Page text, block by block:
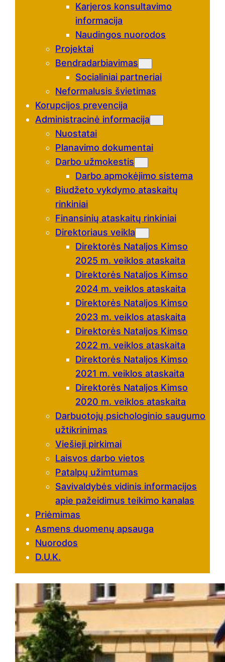
Karjeros konsultavimo
informacija
Naudingos nuorodos
Projektai
Bendradarbiavimas
Socialiniai partneriai
Neformalusis švietimas
Korupcijos prevencija
Administracinė informacija
Nuostatai
Planavimo dokumentai
Darbo užmokestis
Darbo apmokėjimo sistema
Biudžeto vykdymo ataskaitų
rinkiniai
Finansinių ataskaitų rinkiniai
Direktoriaus veikla
Direktorės Nataljos Kimso
2025 m. veiklos ataskaita
Direktorės Nataljos Kimso
2024 m. veiklos ataskaita
Direktorės Nataljos Kimso
2023 m. veiklos ataskaita
Direktorės Nataljos Kimso
2022 m. veiklos ataskaita
Direktorės Nataljos Kimso
2021 m. veiklos ataskaita
Direktorės Nataljos Kimso
2020 m. veiklos ataskaita
Darbuotojų psichologinio saugumo
užtikrinimas
Viešieji pirkimai
Laisvos darbo vietos
Patalpų užimtumas
Savivaldybės vidinis informacijos
apie pažeidimus teikimo kanalas
Priėmimas
Asmens duomenų apsauga
Nuorodos
D.U.K.